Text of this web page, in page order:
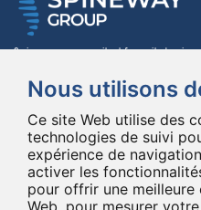
Nous utilisons
Ce site Web utilise des
technologies de suivi
expérience de
activer les
pour offrir une meilleure
Web pour mesurer
Spineway conçoit et fournit des
monde entier depuis 20 ans.
*Ensemble, jusqu'au bout